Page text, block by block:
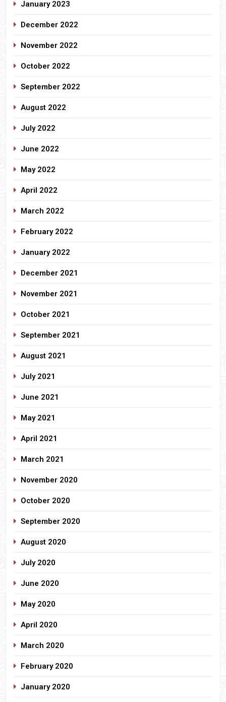
January 2023
December 2022
November 2022
October 2022
September 2022
August 2022
July 2022
June 2022
May 2022
April 2022
March 2022
February 2022
January 2022
December 2021
November 2021
October 2021
September 2021
August 2021
July 2021
June 2021
May 2021
April 2021
March 2021
November 2020
October 2020
September 2020
August 2020
July 2020
June 2020
May 2020
April 2020
March 2020
February 2020
January 2020